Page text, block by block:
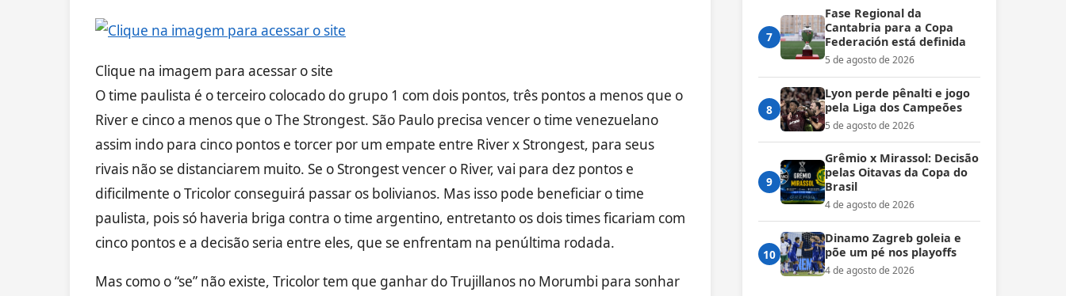
Clique na imagem para acessar o site
O time paulista é o terceiro colocado do grupo 1 com dois pontos, três pontos a menos que o
River e cinco a menos que o The Strongest. São Paulo precisa vencer o time venezuelano
assim indo para cinco pontos e torcer por um empate entre River x Strongest, para seus
rivais não se distanciarem muito. Se o Strongest vencer o River, vai para dez pontos e
dificilmente o Tricolor conseguirá passar os bolivianos. Mas isso pode beneficiar o time
paulista, pois só haveria briga contra o time argentino, entretanto os dois times ficariam com
cinco pontos e a decisão seria entre eles, que se enfrentam na penúltima rodada.
Mas como o “se” não existe, Tricolor tem que ganhar do Trujillanos no Morumbi para sonhar
7
Fase Regional da
Cantabria para a Copa
Federación está definida
5 de agosto de 2026
8
Lyon perde pênalti e jogo
pela Liga dos Campeões
5 de agosto de 2026
9
Grêmio x Mirassol: Decisão
pelas Oitavas da Copa do
Brasil
4 de agosto de 2026
10
Dinamo Zagreb goleia e
põe um pé nos playoffs
4 de agosto de 2026